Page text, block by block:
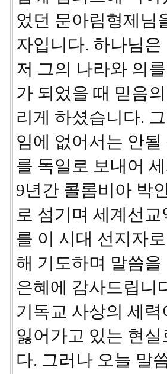
었던 문아림형제님
자입니다. 하나님
저 그의 나라와 의
가 되었을 때 믿음
리게 하셨습니다.
임에 없어서는 안
를 독일로 보내어
9년간 콜롬비아 박
로 섬기며 세계선
를 이 시대 선지자
해 기도하며 말씀
은혜에 감사드립니
기독교 사상의 세
잃어가고 있는 현
다. 그러나 오늘 말